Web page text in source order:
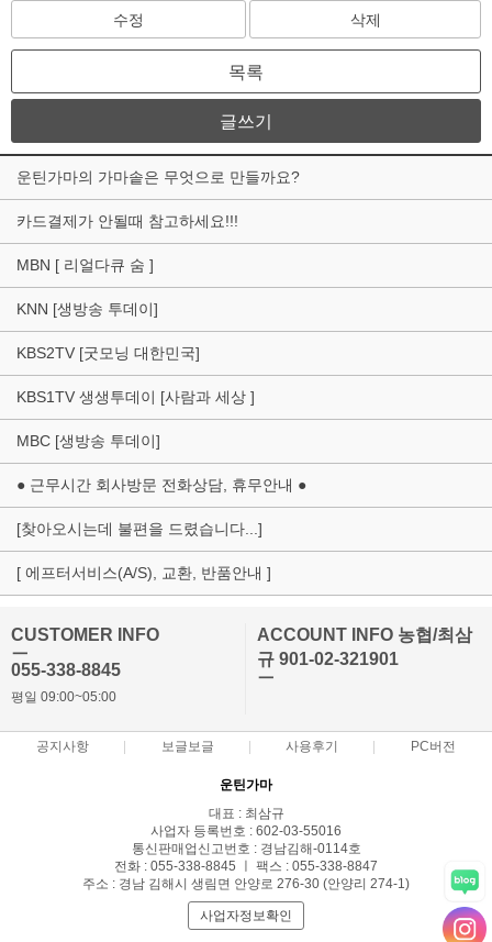
수정 삭제
목록
글쓰기
운틴가마의 가마솥은 무엇으로 만들까요?
카드결제가 안될때 참고하세요!!!
MBN [ 리얼다큐 숨 ]
KNN [생방송 투데이]
KBS2TV [굿모닝 대한민국]
KBS1TV 생생투데이 [사람과 세상 ]
MBC [생방송 투데이]
● 근무시간 회사방문 전화상담, 휴무안내 ●
[찾아오시는데 불편을 드렸습니다...]
[ 에프터서비스(A/S), 교환, 반품안내 ]
CUSTOMER INFO
ㅡ
055-338-8845
평일 09:00~05:00
ACCOUNT INFO 농협/최삼
규 901-02-321901
ㅡ
공지사항 보글보글 사용후기 PC버전
운틴가마
대표 : 최삼규
사업자 등록번호 : 602-03-55016
통신판매업신고번호 : 경남김해-0114호
전화 : 055-338-8845 ㅣ 팩스 : 055-338-8847
주소 : 경남 김해시 생림면 안양로 276-30 (안양리 274-1)
사업자정보확인